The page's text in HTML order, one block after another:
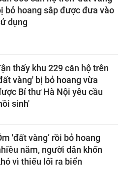
bỏ hoang sắp được đưa vào
dụng
thấy khu 229 căn hộ trên
vàng' bị bỏ hoang vừa
Bí thư Hà Nội yêu cầu
sinh'
'đất vàng’ rồi bỏ hoang
năm, người dân khốn
vì thiếu lối ra biển